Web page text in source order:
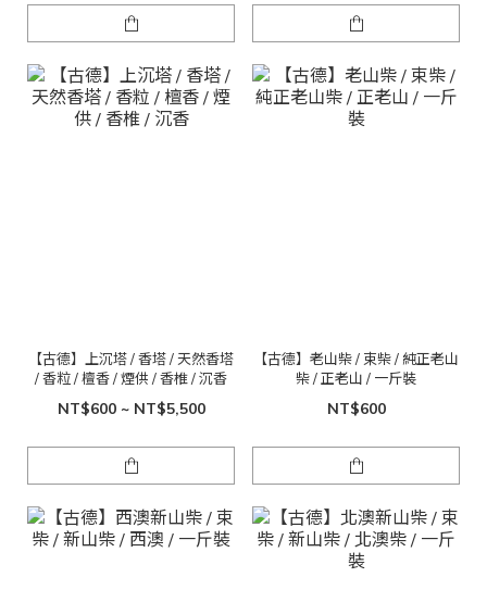
【古德】上沉塔 / 香塔 / 天然香塔
/ 香粒 / 檀香 / 煙供 / 香椎 / 沉香
NT$600 ~ NT$5,500
【古德】老山柴 / 束柴 / 純正老山
柴 / 正老山 / 一斤裝
NT$600